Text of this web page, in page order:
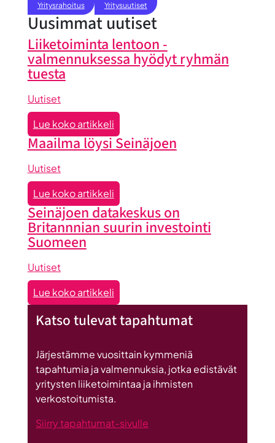
Yritysrahoitus
Yritysuutiset
Uusimmat uutiset
Liiketoiminta lentoon -
valmennuksessa hyödyt ryhmän
tuesta
Uutiset
Lue koko artikkeli:
Liiketoiminta
lentoon
valmennuksessa
hyödyt
ryhmän
tuesta
Maailma löysi Seinäjoen
Uutiset
Lue koko artikkeli:
Maailma
löysi
Seinäjoen
Seinäjoen datakeskus on
Britannnian suurin investointi
Suomeen
Uutiset
Lue koko artikkeli:
Seinäjoen
datakeskus
Britannnian
suurin
investointi
Katso tulevat tapahtumat
Järjestämme vuosittain kymmeniä
tapahtumia ja valmennuksia, jotka edistävät
yritysten liiketoimintaa ja ihmisten
verkostoitumista.
Siirry tapahtumat-sivulle